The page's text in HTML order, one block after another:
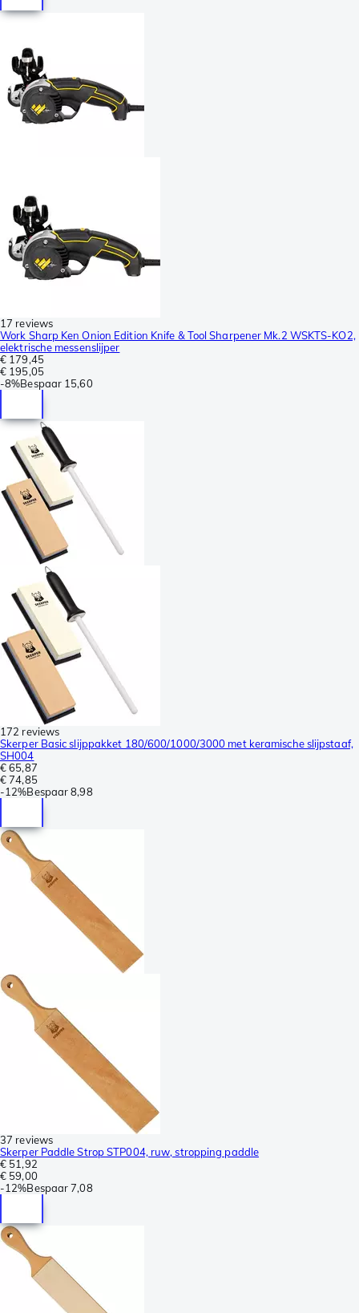
17 reviews
Work Sharp Ken Onion Edition Knife & Tool Sharpener Mk.2 WSKTS-KO2,
elektrische messenslijper
€ 179,45
€ 195,05
-8%Bespaar 15,60
172 reviews
Skerper Basic slijppakket 180/600/1000/3000 met keramische slijpstaaf,
SH004
€ 65,87
€ 74,85
-12%Bespaar 8,98
37 reviews
Skerper Paddle Strop STP004, ruw, stropping paddle
€ 51,92
€ 59,00
-12%Bespaar 7,08